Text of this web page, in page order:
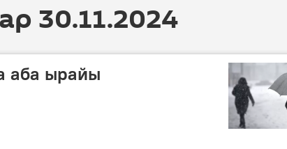
30.11.2024
аба ырайы